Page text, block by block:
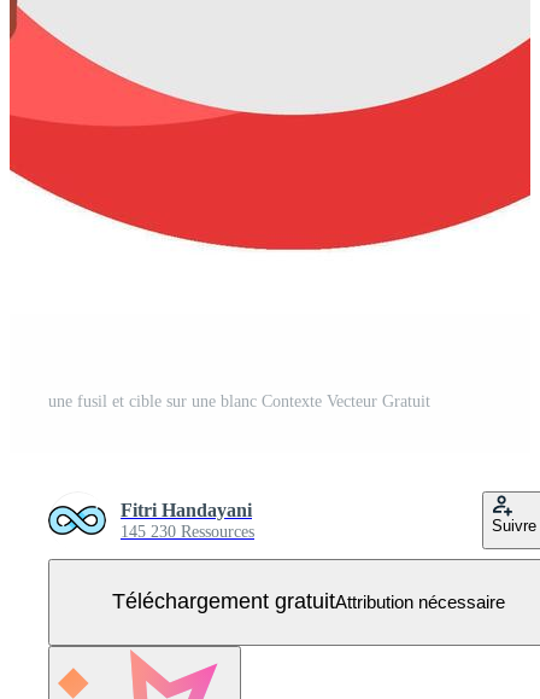
une fusil et cible sur une blanc Contexte Vecteur Gratuit
Fitri Handayani
145 230 Ressources Suivre
Téléchargement gratuitAttribution nécessaire